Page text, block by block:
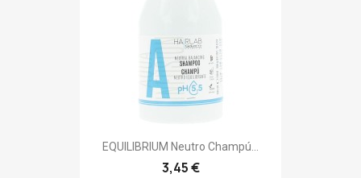
EQUILIBRIUM Neutro Champú...
3,45 €